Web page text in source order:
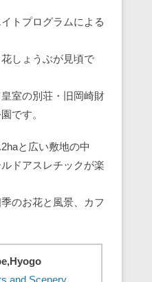
トプログラムによる
しょうぶが見頃で
室の別荘・旧岡崎財
です。
と広い敷地の中
ドアスレチックが楽
のお花と風景、カフ